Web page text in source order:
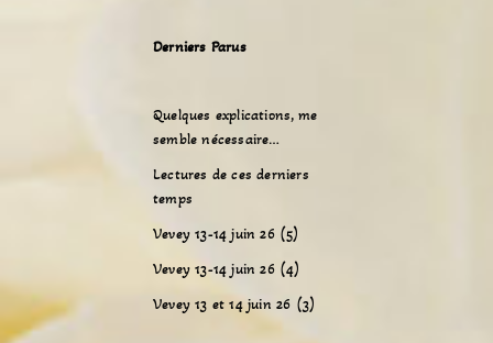
Derniers Parus
Quelques explications, me
semble nécessaire…
Lectures de ces derniers
temps
Vevey 13-14 juin 26 (5)
Vevey 13-14 juin 26 (4)
Vevey 13 et 14 juin 26 (3)